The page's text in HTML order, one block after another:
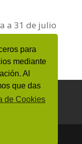
para
mediante
Al
que das
de Cookies
a 31 de julio
a 24 de julio